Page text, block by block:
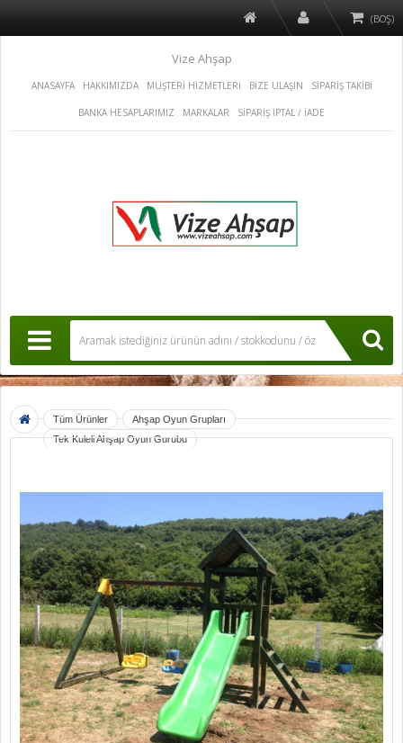
(BOŞ)
Vize Ahşap
ANASAYFA HAKKIMIZDA MÜŞTERİ HİZMETLERİ BİZE ULAŞIN SİPARİŞ TAKİBİ
BANKA HESAPLARIMIZ MARKALAR SİPARİŞ İPTAL / İADE
Tüm Ürünler
Ahşap Oyun Grupları
Tek Kuleli Ahşap Oyun Gurubu